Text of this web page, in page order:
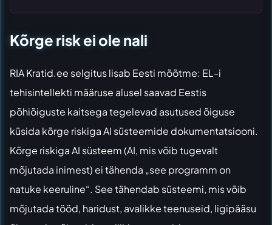
Kõrge risk ei ole nali
RIA Kratid.ee selgituslisab Eesti mõõtme: EL-i
tehisintellekti määruse alusel saavad Eestis
põhiõiguste kaitsega tegelevad asutused õiguse
küsida kõrge riskiga AI süsteemide dokumentatsiooni.
Kõrge riskiga AI süsteem (AI, mis võib tugevalt
mõjutada inimest) ei tähenda „see programm on
natuke keeruline“. See tähendab süsteemi, mis võib
mõjutada tööd, haridust, avalikke teenuseid, ligipääsu